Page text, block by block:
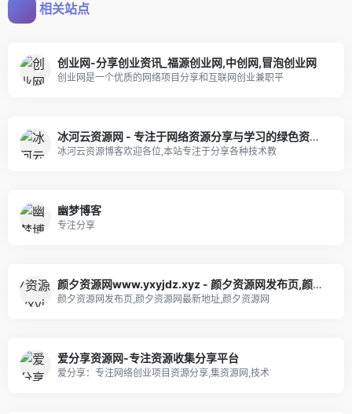
相关站点
创业网-分享创业资讯_福源创业网,中创网,冒泡创业网
创业网是一个优质的网络项目分享和互联网创业兼职平
冰河云资源网 - 专注于网络资源分享与学习的绿色资源网,努力打造全国最优质的免费网络资源分享平台。
冰河云资源博客欢迎各位,本站专注于分享各种技术教
幽梦博客
专注分享
颜夕资源网www.yxyjdz.xyz - 颜夕资源网发布页,颜夕资源网最新地址,颜夕资源网网址
颜夕资源网发布页,颜夕资源网最新地址,颜夕资源网
爱分享资源网-专注资源收集分享平台
爱分享：专注网络创业项目资源分享,集资源网,技术